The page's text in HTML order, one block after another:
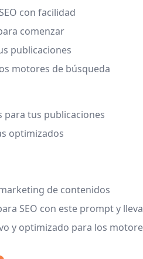
con facilidad
comenzar
publicaciones
motores de búsqueda
tus publicaciones
optimizados
de contenidos
SEO con este prompt y
y optimizado para los